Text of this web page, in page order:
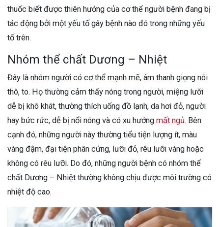
thuốc biết được thiên hướng của cơ thể người bệnh đang bị
tác động bởi một yếu tố gây bệnh nào đó trong những yếu
tố trên.
Nhóm thể chất Dương – Nhiệt
Đây là nhóm người có cơ thể mạnh mẽ, âm thanh giọng nói
thô, to. Họ thường cảm thấy nóng trong người, miệng lưỡi
dễ bị khô khát, thường thích uống đồ lạnh, da hơi đỏ, người
hay bức rức, dễ bị nổi nóng và có xu hướng mất ngủ. Bên
cạnh đó, những người này thường tiểu tiện lượng ít, màu
vàng đậm, đại tiện phân cứng, lưỡi đỏ, rêu lưỡi vàng hoặc
không có rêu lưỡi. Do đó, những người bệnh có nhóm thể
chất Dương – Nhiệt thường không chịu được môi trường có
nhiệt độ cao.